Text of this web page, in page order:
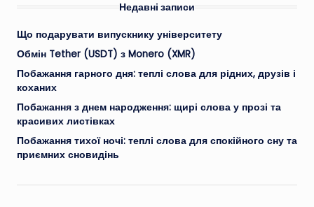
Недавні записи
Що подарувати випускнику університету
Обмін Tether (USDT) з Monero (XMR)
Побажання гарного дня: теплі слова для рідних, друзів і
коханих
Побажання з днем народження: щирі слова у прозі та
красивих листівках
Побажання тихої ночі: теплі слова для спокійного сну та
приємних сновидінь